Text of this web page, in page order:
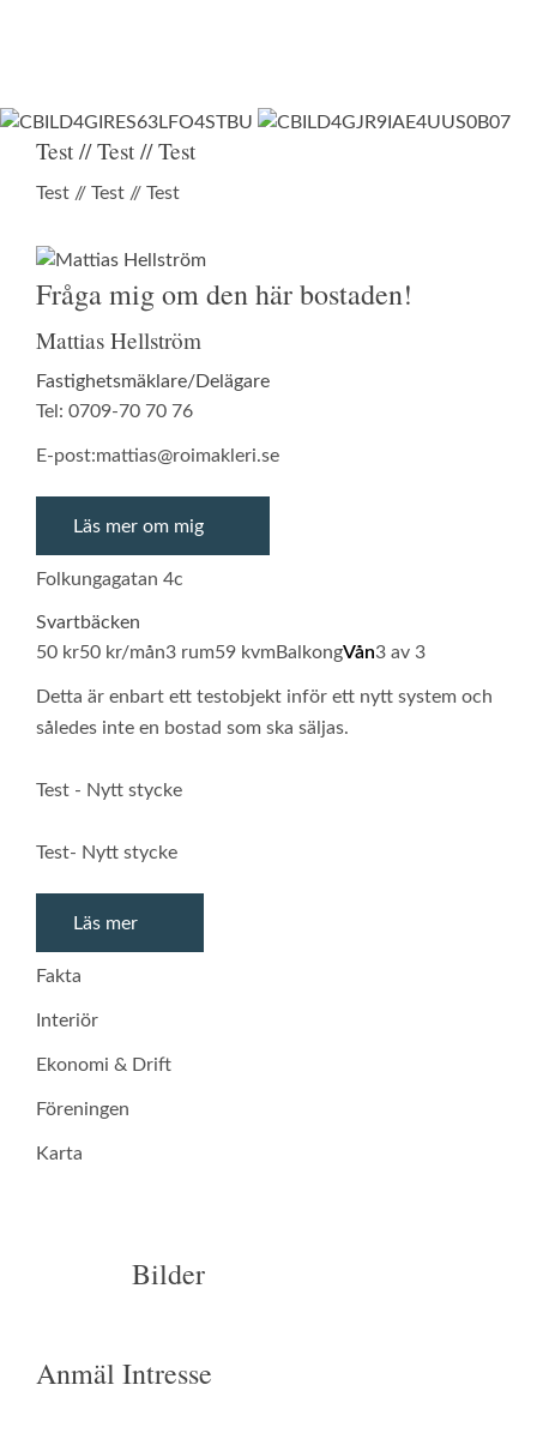
Test // Test // Test
Test // Test // Test
Fråga mig om den här bostaden!
Mattias Hellström
Fastighetsmäklare/Delägare
Tel: 0709-70 70 76
E-post:mattias@roimakleri.se
Läs mer om mig
Folkungagatan 4c
Svartbäcken
50 kr50 kr/mån3 rum59 kvm BalkongVån3 av 3
Detta är enbart ett testobjekt inför ett nytt system och
således inte en bostad som ska säljas.
Test - Nytt stycke
Test- Nytt stycke
Läs mer
Fakta
Interiör
Ekonomi & Drift
Föreningen
Karta
Bilder
Anmäl Intresse